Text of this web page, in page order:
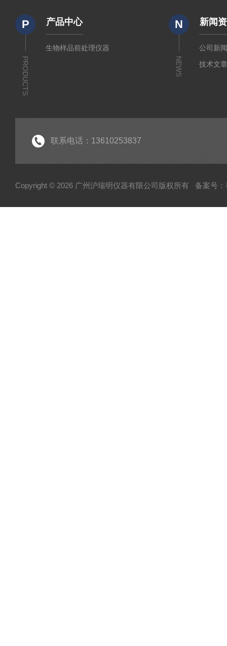
P
PRODUCTS
产品中心
生物样品前处理仪器
N
NEWS
新闻
公司新
技术文
联系电话：13610253837
Copyright © 2026 广州沪瑞明仪器有限公司版权所有 备案号